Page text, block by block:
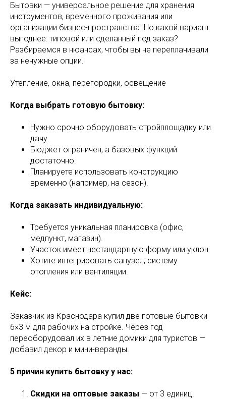
Бытовки — универсальное решение для хранения
инструментов, временного проживания или
организации бизнес-пространства. Но какой вариант
выгоднее: типовой или сделанный под заказ?
Разбираемся в нюансах, чтобы вы не переплачивали
за ненужные опции.
Утепление, окна, перегородки, освещение
Когда выбрать готовую бытовку:
Нужно срочно оборудовать стройплощадку или
дачу.
Бюджет ограничен, а базовых функций
достаточно.
Планируете использовать конструкцию
временно (например, на сезон).
Когда заказать индивидуальную:
Требуется уникальная планировка (офис,
медпункт, магазин).
Участок имеет нестандартную форму или уклон.
Хотите интегрировать санузел, систему
отопления или вентиляции.
Кейс:
Заказчик из Краснодара купил две готовые бытовки
6×3 м для рабочих на стройке. Через год
переоборудовал их в летние домики для туристов —
добавил декор и мини-веранды.
5 причин купить бытовку у нас:
Скидки на оптовые заказы — от 3 единиц.